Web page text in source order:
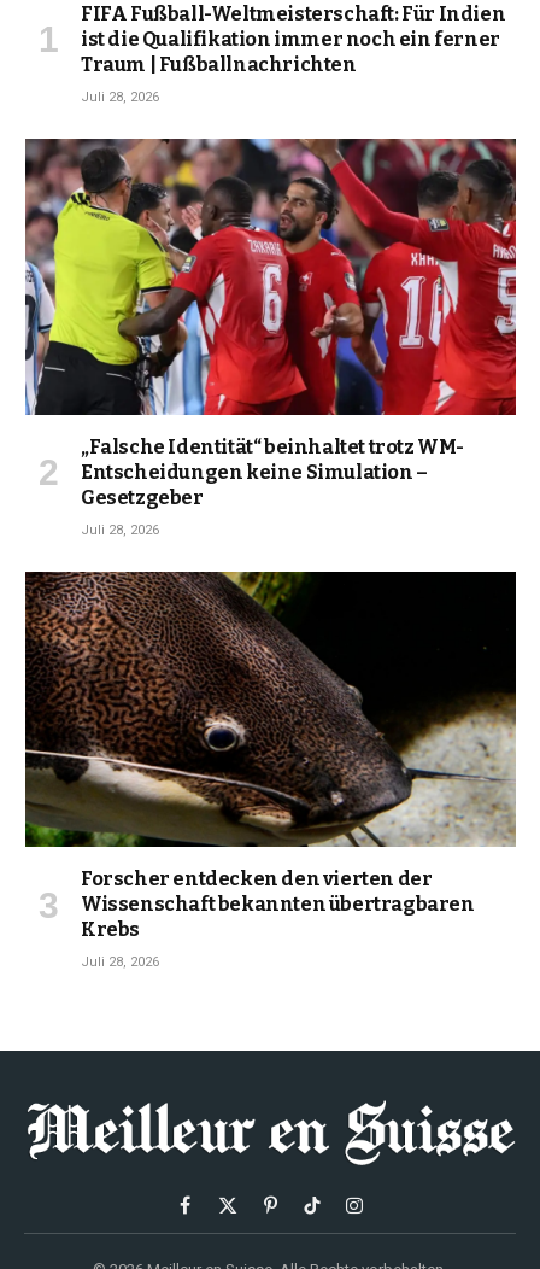
FIFA Fußball-Weltmeisterschaft: Für Indien
ist die Qualifikation immer noch ein ferner
Traum | Fußballnachrichten
Juli 28, 2026
„Falsche Identität“ beinhaltet trotz WM-
Entscheidungen keine Simulation –
Gesetzgeber
Juli 28, 2026
Forscher entdecken den vierten der
Wissenschaft bekannten übertragbaren
Krebs
Juli 28, 2026
Facebook
X
PinterestTikTokInstagram